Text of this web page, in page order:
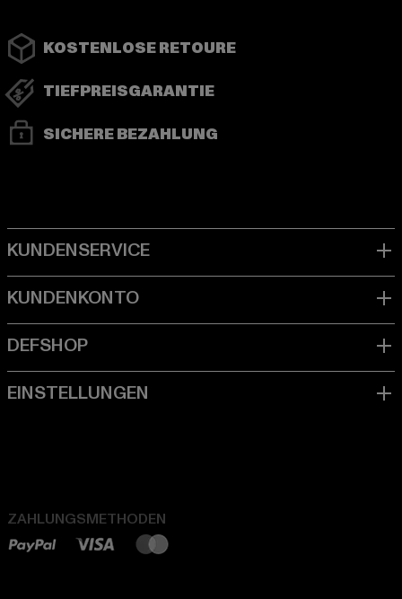
KOSTENLOSE RETOURE
TIEFPREISGARANTIE
SICHERE BEZAHLUNG
ZAHLUNGSMETHODEN